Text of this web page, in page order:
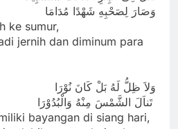
وَصَارَ لِصَحْبِهِ شَهْدًا مُدَامَا
ke sumur,
jernih dan diminum para
وَلاَ ظِلُّ لَهُ بَلْ كَانَ نُوْرَا
تَناَلَ الشَّمْسَ مِنْهُ وَالْبُدُوْرَا
bayangan di siang hari,